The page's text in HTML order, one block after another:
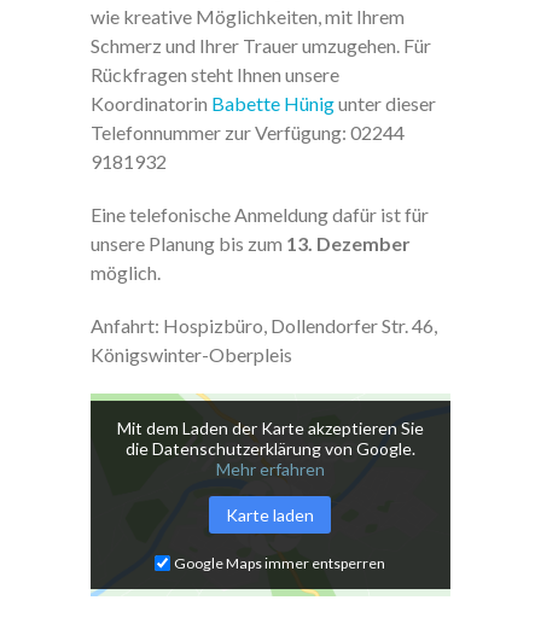
wie kreative Möglichkeiten, mit Ihrem
Schmerz und Ihrer Trauer umzugehen. Für
Rückfragen steht Ihnen unsere
Koordinatorin Babette Hünigunter dieser
Telefonnummer zur Verfügung: 02244
9181932
Eine telefonische Anmeldung dafür ist für
unsere Planung bis zum 13. Dezember
möglich.
Anfahrt: Hospizbüro, Dollendorfer Str. 46,
Königswinter-Oberpleis
Mit dem Laden der Karte akzeptieren Sie
die Datenschutzerklärung von Google.
Mehr erfahren
Karte laden
Google Maps immer entsperren